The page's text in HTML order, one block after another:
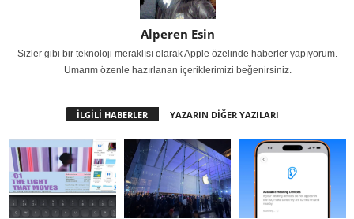
Alperen Esin
Sizler gibi bir teknoloji meraklısı olarak Apple özelinde haberler yapıyorum.
Umarım özenle hazırlanan içeriklerimizi beğenirsiniz.
İLGİLİ HABERLER YAZARIN DİĞER YAZILARI